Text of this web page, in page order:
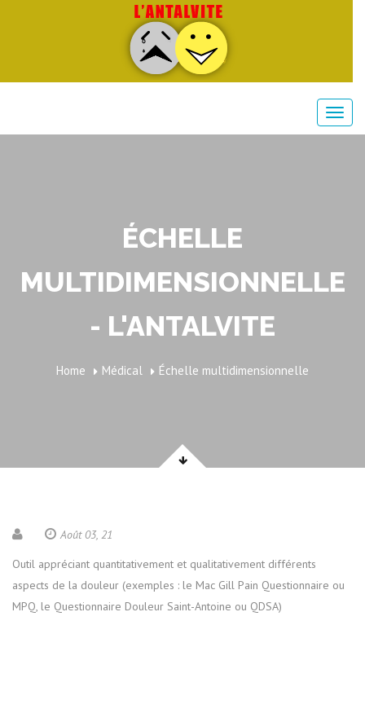
ÉCHELLE
MULTIDIMENSIONNELLE
- L'ANTALVITE
Home Médical Échelle multidimensionnelle
Août 03, 21
Outil appréciant quantitativement et qualitativement différents
aspects de la douleur (exemples : le Mac Gill Pain Questionnaire ou
MPQ, le Questionnaire Douleur Saint-Antoine ou QDSA)